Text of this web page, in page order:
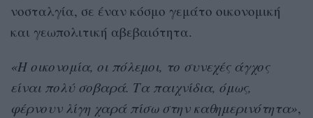
νοσταλγία, σε έναν κόσμο γεμάτο οικονομική
και γεωπολιτική αβεβαιότητα.
«Η οικονομία, οι πόλεμοι, το συνεχές άγχος
είναι πολύ σοβαρά. Τα παιχνίδια, όμως,
φέρνουν λίγη χαρά πίσω στην καθημερινότητα»,